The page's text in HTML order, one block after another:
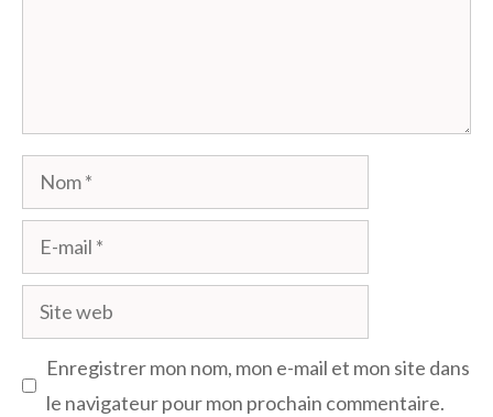
Nom
mail
Site
web
Enregistrer mon nom, mon e-mail et mon site dans
le navigateur pour mon prochain commentaire.